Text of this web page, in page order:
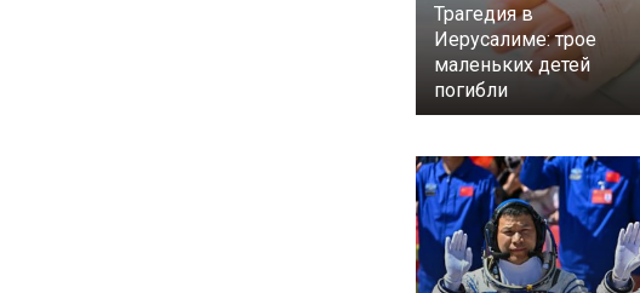
Трагедия в
Иерусалиме: трое
маленьких детей
погибли